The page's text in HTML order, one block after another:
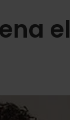
el